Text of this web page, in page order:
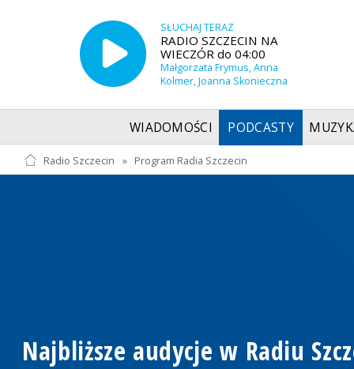
SŁUCHAJ TERAZ
RADIO SZCZECIN NA
WIECZÓR do 04:00
Małgorzata Frymus, Anna
Kolmer, Joanna Skonieczna
WIADOMOŚCI PODCASTY
Radio Szczecin » Program Radia Szczecin
Najbliższe audycje w Radiu